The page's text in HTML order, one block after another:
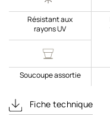
Résistant aux
rayons UV
Soucoupe assortie
Fiche technique